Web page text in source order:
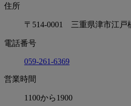
住所
〒514-0001 三重県津市江戸
電話番号
059-261-6369
営業時間
1100から1900